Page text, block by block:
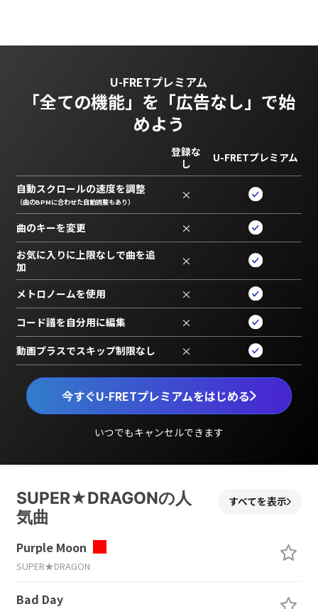
U-FRETプレミアム
「全ての機能」を 「広告なし」で始
めよう
今すぐU-FRETプレミアムをはじめる
いつでもキャンセルできます
登録な
し
U-FRETプレミアム
自動スクロールの速度を調整
（曲のBPMに合わせた自動調整もあり） ×
曲のキーを変更 ×
お気に入りに上限なしで曲を追
加
×
メトロノームを使用 ×
コード譜を自分用に編集 ×
動画プラスでスキップ制限なし ×
SUPER★DRAGONの人
気曲
すべてを表示
Purple Moon
SUPER★DRAGON
Bad Day